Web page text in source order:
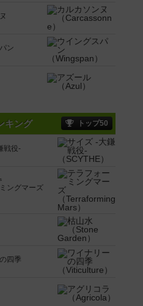
ン
キング トップ50
戦役-
ングマーズ
四季